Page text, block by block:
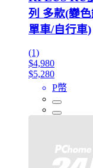
列 多款(變
單車/自行車)
(1)
$4,980
$5,280
P幣